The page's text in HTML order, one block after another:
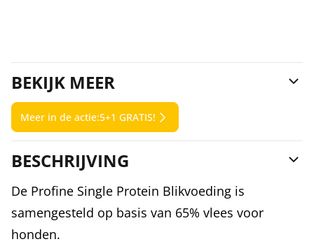
BEKIJK MEER
Meer in de actie:5+1 GRATIS!
BESCHRIJVING
De Profine Single Protein Blikvoeding is
samengesteld op basis van 65% vlees voor
honden.